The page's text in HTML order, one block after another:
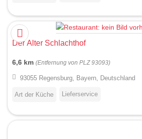
Der Alter Schlachthof
6,6 km (Entfernung von PLZ 93093)
93055 Regensburg, Bayern, Deutschland
Art der Küche Lieferservice